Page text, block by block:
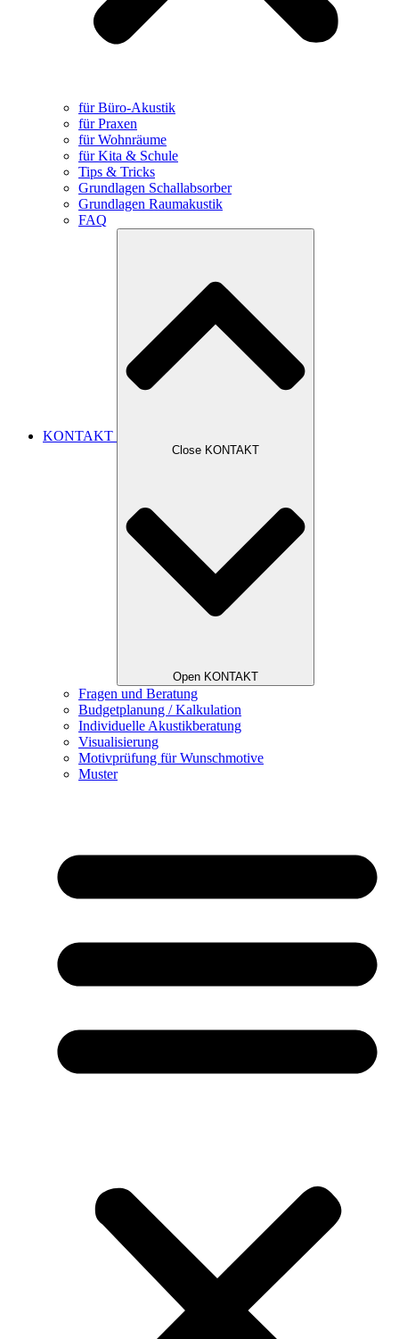
für Büro-Akustik
für Praxen
für Wohnräume
für Kita & Schule
Tips & Tricks
Grundlagen Schallabsorber
Grundlagen Raumakustik
FAQ
KONTAKT
Close KONTAKT
Open KONTAKT
Fragen und Beratung
Budgetplanung / Kalkulation
Individuelle Akustikberatung
Visualisierung
Motivprüfung für Wunschmotive
Muster